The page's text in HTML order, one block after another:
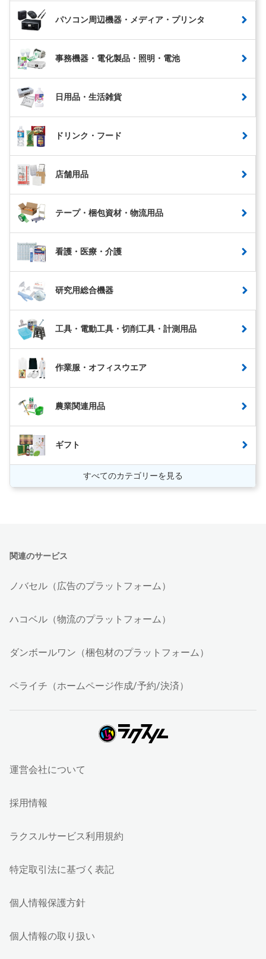
パソコン周辺機器・メディア・プリンタ
事務機器・電化製品・照明・電池
日用品・生活雑貨
ドリンク・フード
店舗用品
テープ・梱包資材・物流用品
看護・医療・介護
研究用総合機器
工具・電動工具・切削工具・計測用品
作業服・オフィスウエア
農業関連用品
ギフト
すべてのカテゴリーを見る
関連のサービス
ノバセル（広告のプラットフォーム）
ハコベル（物流のプラットフォーム）
ダンボールワン（梱包材のプラットフォーム）
ペライチ（ホームページ作成/予約/決済）
運営会社について
採用情報
ラクスルサービス利用規約
特定取引法に基づく表記
個人情報保護方針
個人情報の取り扱い